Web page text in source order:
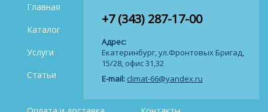
+7 (343) 287-17-00
Адрес:
Екатеринбург, ул.Фронтовых Бригад,
15/28, офис 31,32
E-mail: climat-66@yandex.ru
Главная
Каталог
Услуги
Статьи